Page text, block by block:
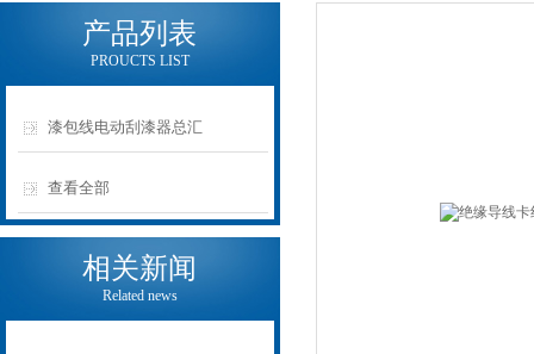
产品列表
PROUCTS LIST
漆包线电动刮漆器总汇
查看全部
相关新闻
Related news